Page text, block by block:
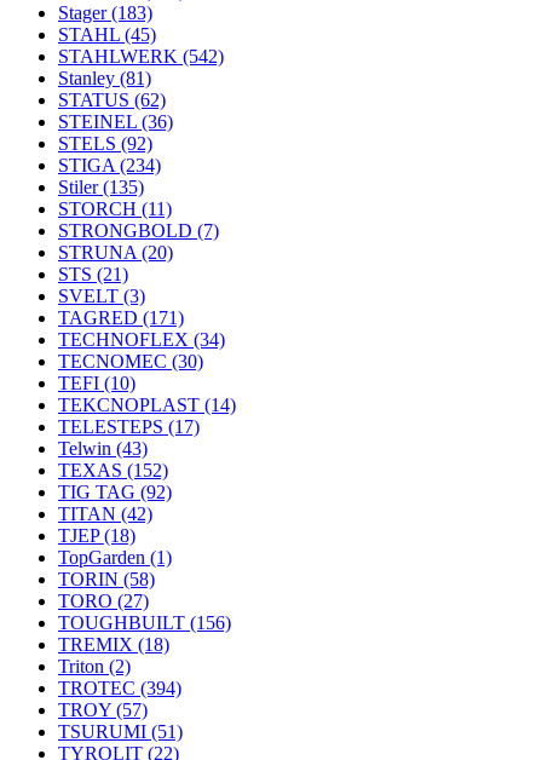
Stager(183)
STAHL (45)
STAHLWERK (542)
Stanley (81)
STATUS (62)
STEINEL (36)
STELS (92)
STIGA (234)
Stiler(135)
STORCH (11)
STRONGBOLD (7)
STRUNA (20)
STS (21)
SVELT (3)
TAGRED (171)
TECHNOFLEX (34)
TECNOMEC (30)
TEFI (10)
TEKCNOPLAST (14)
TELESTEPS (17)
Telwin (43)
TEXAS (152)
TIG TAG (92)
TITAN (42)
TJEP(18)
TopGarden (1)
TORIN (58)
TORO (27)
TOUGHBUILT (156)
TREMIX (18)
Triton (2)
TROTEC (394)
TROY (57)
TSURUMI (51)
TYROLIT (22)